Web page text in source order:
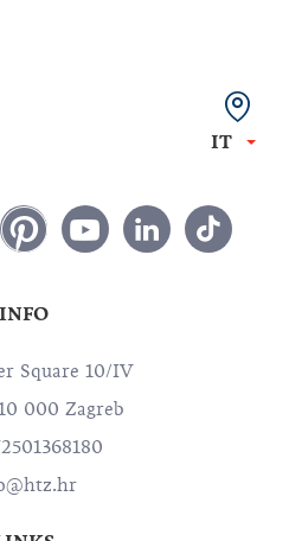
IT
INFO
Square 10/IV
000 Zagreb